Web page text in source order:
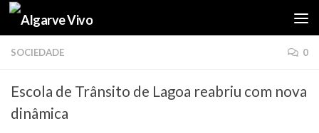
Skip to content
SOCIEDADE 0
Escola de Trânsito de Lagoa reabriu com nova
dinâmica